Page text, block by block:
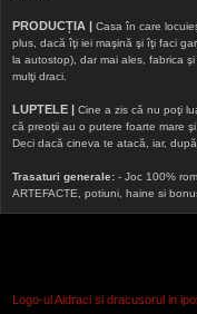
PRODUCȚIA | Casa în care
plus, dacă îţi iei maşină şi îţi faci
la autostop), dar mai ales, fabrica
mulţi draci.
LUPTELE | Cine a zis că nu poţi
că preoţii au o putere foarte mare
Deci dacă cineva te atacă, iar,
Trasaturi generale: - Joc 100%
ARTEFACTE, potiuni, haine si
Logo-ul Aidraci si dracusorul in